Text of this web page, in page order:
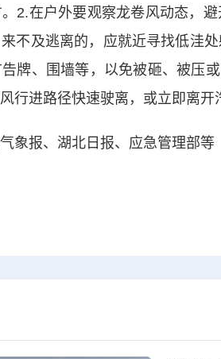
2.在户外要观察龙卷风动态，
不及逃离的，应就近寻找低洼
牌、围墙等，以免被砸、被压
行进路径快速驶离，或立即离开
报、湖北日报、应急管理部等